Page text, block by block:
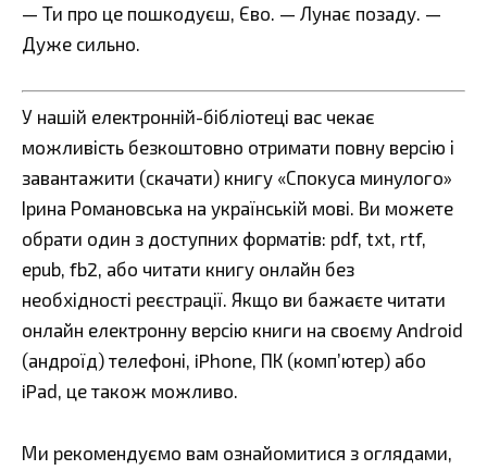
— Ти про це пошкодуєш, Єво. — Лунає позаду. —
Дуже сильно.
У нашій електронній-бібліотеці вас чекає
можливість безкоштовно отримати повну версію і
завантажити (скачати) книгу «Спокуса минулого»
Ірина Романовська на українській мові. Ви можете
обрати один з доступних форматів: pdf, txt, rtf,
epub, fb2, або читати книгу онлайн без
необхідності реєстрації. Якщо ви бажаєте читати
онлайн електронну версію книги на своєму Android
(андроїд) телефоні, iPhone, ПК (комп’ютер) або
iPad, це також можливо.
Ми рекомендуємо вам ознайомитися з оглядами,